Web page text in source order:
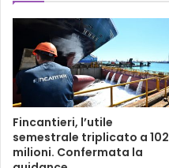
Fincantieri, l’utile
semestrale triplicato a 102
milioni. Confermata la